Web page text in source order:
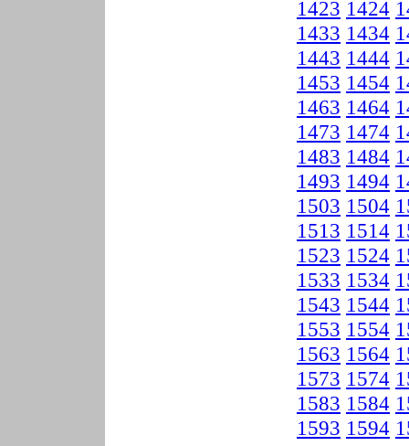
1423 1424
1433 1434
1443 1444
1453 1454
1463 1464
1473 1474
1483 1484
1493 1494
1503 1504
1513 1514
1523 1524
1533 1534
1543 1544
1553 1554
1563 1564
1573 1574
1583 1584
1593 1594